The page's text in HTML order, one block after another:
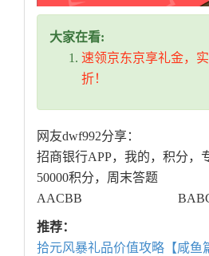
大家在看:
速领京东京享礼金，
折！
网友dwf992分享：
招商银行APP，我的，积分，
50000积分，周末答题
AACBB
推荐：
拾元风暴礼品价值攻略【咸鱼